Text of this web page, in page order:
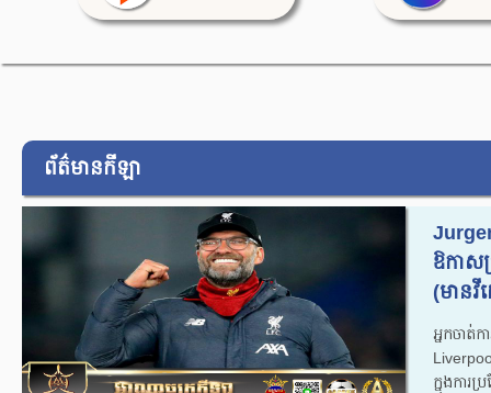
ព័ត៌មានកីឡា
ឱកាស
(មានវី
អ្នកចាត់
ក្នុង​ការ​